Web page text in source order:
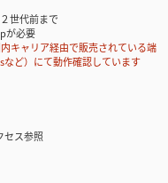
世代前まで
が必要
キャリア経由で販売されている端
など）にて動作確認しています
セス参照